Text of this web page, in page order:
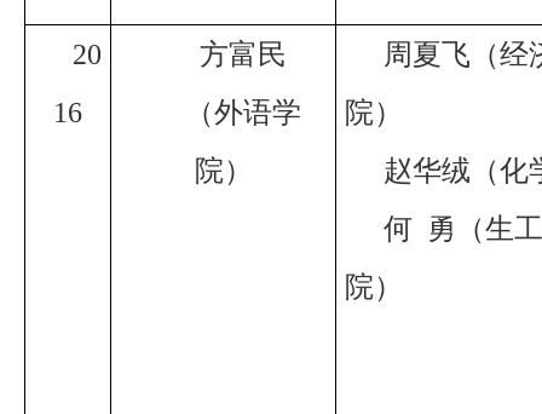
20
16
方富民
（外语学
院）
周夏飞（经
院）
赵华绒（化
何 勇（生
院）